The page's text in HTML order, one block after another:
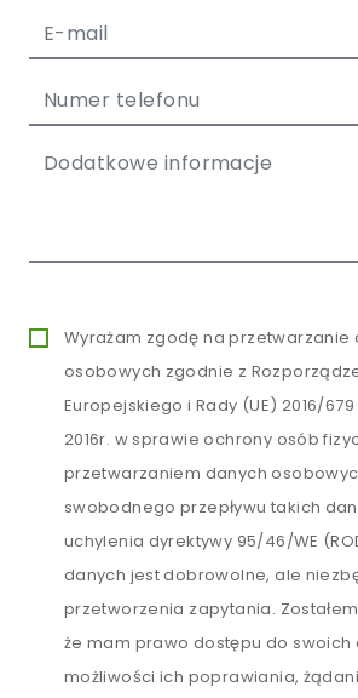
Wyrażam zgodę na przetwarzanie
osobowych zgodnie z
Europejskiego i Rady (UE) 2016/
2016r. w sprawie ochrony osób
przetwarzaniem danych
swobodnego przepływu takich
uchylenia dyrektywy 95/46/WE
danych jest dobrowolne, ale
przetworzenia zapytania.
że mam prawo dostępu do swoich
możliwości ich poprawiania,